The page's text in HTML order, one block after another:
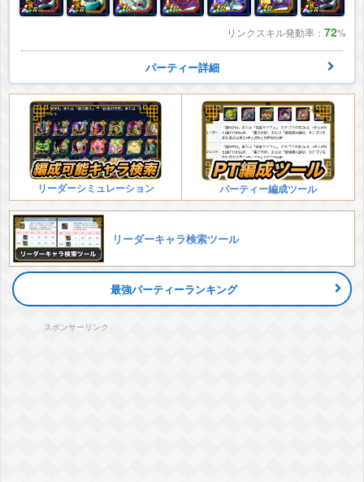
リンクスキル発動率： 72%
パーティー詳細
リーダーシミュレーション パーティー編成ツール
リーダーキャラ検索ツール
最強パーティーランキング
スポンサーリンク